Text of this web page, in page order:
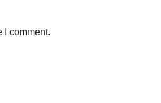
I comment.